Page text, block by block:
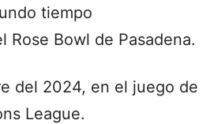
tiempo
Rose Bowl de Pasadena.
del 2024, en el juego de
League.